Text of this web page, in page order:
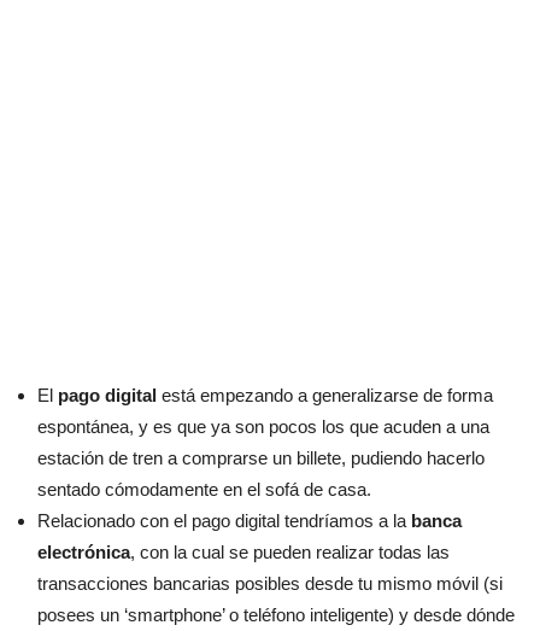
El pago digital está empezando a generalizarse de forma
espontánea, y es que ya son pocos los que acuden a una
estación de tren a comprarse un billete, pudiendo hacerlo
sentado cómodamente en el sofá de casa.
Relacionado con el pago digital tendríamos a la banca
electrónica, con la cual se pueden realizar todas las
transacciones bancarias posibles desde tu mismo móvil (si
posees un ‘smartphone’ o teléfono inteligente) y desde dónde